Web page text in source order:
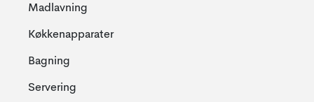
Madlavning
Køkkenapparater
Bagning
Servering